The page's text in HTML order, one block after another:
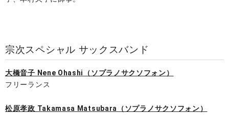
宗次スペシャル サックスバンド
大橋音子 Nene Ohashi（ソプラノサクソフォン）
フリーランス
松原孝政 Takamasa Matsubara（ソプラノサクソフォン）